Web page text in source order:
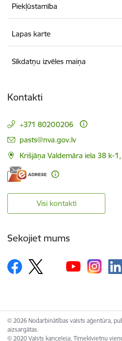
Piekļūstamība
Lapas karte
Sīkdatņu izvēles maiņa
Kontakti
+371 80200206
E-pasts:
pasts@nva.gov.lv
Krišjāņa Valdemāra iela 38 k-
Visi kontakti
Sekojiet mums
© 2026 Nodarbinātības valsts aģentūra,
aizsargātas.
© 2020 Valsts kanceleja, Tīmekļvietņu